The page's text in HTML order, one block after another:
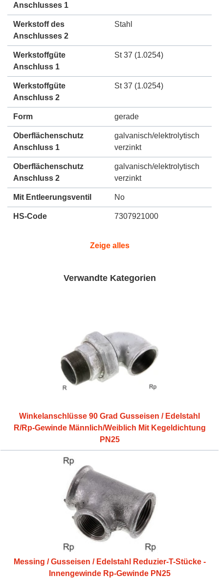
Anschlusses 1
Werkstoff des
Anschlusses 2
Stahl
Werkstoffgüte
Anschluss 1
St 37 (1.0254)
Werkstoffgüte
Anschluss 2
St 37 (1.0254)
Form gerade
Oberflächenschutz
Anschluss 1
galvanisch/elektrolytisch
verzinkt
Oberflächenschutz
Anschluss 2
galvanisch/elektrolytisch
verzinkt
Mit Entleerungsventil No
HS-Code 7307921000
Zeige alles
Verwandte Kategorien
Winkelanschlüsse 90 Grad Gusseisen / Edelstahl
R/Rp-Gewinde Männlich/Weiblich Mit Kegeldichtung
PN25
Messing / Gusseisen / Edelstahl Reduzier-T-Stücke -
Innengewinde Rp-Gewinde PN25